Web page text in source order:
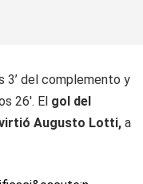
3’ del complemento y
26'. El gol del
Augusto Lotti, a